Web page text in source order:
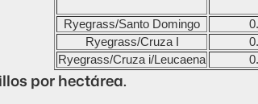
Ryegrass/Santo Domingo
Ryegrass/Cruza I
Ryegrass/Cruza i/Leucaena
por hectárea.